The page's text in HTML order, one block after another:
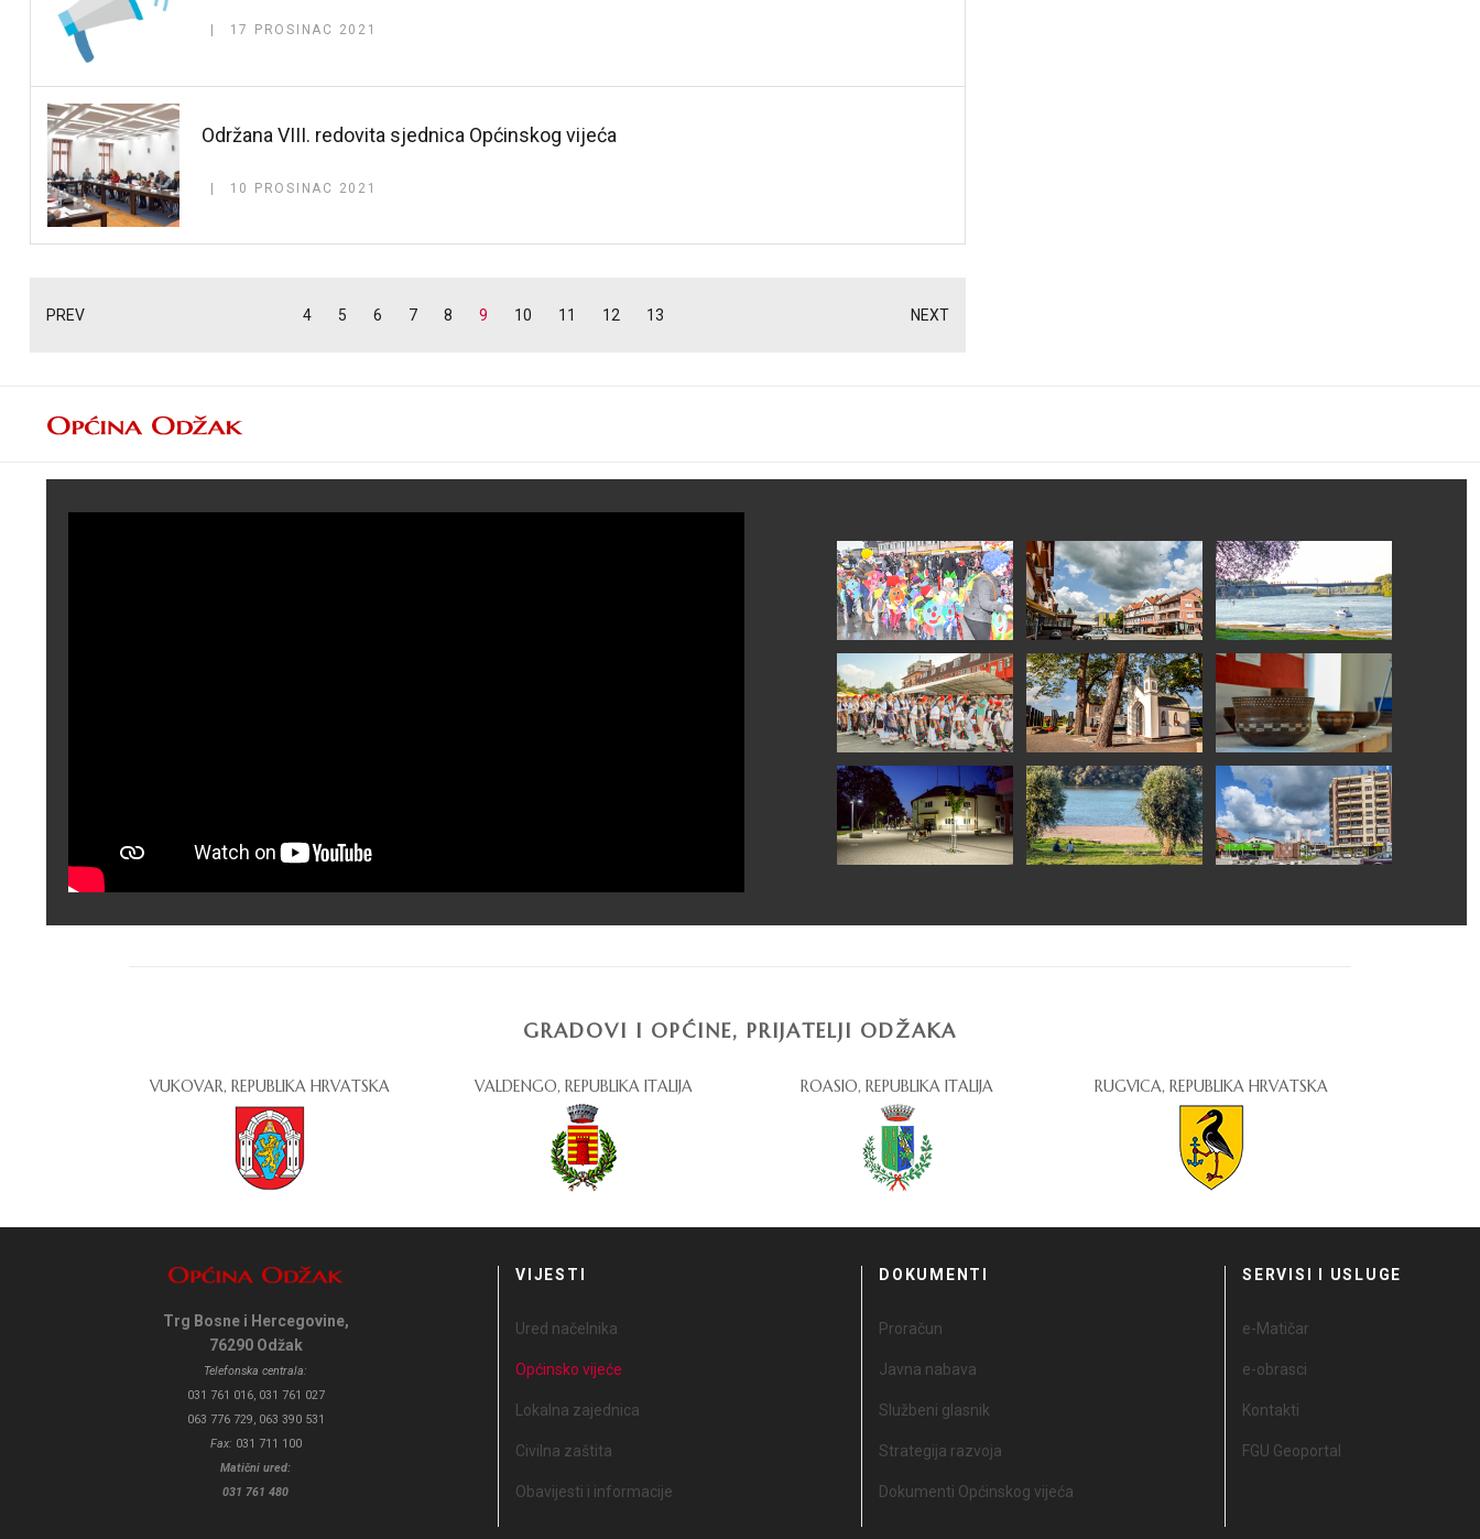
17 PROSINAC 2021
Održana VIII. redovita sjednica Općinskog vijeća
10 PROSINAC 2021
PREV 4 5 6 7 8 9 10 11 12 13 NEXT
GRADOVI I OPĆINE, PRIJATELJI ODŽAKA
VUKOVAR, REPUBLIKA HRVATSKA VALDENGO, REPUBLIKA ITALIJA ROASIO, REPUBLIKA ITALIJA RUGVICA, REPUBLIKA HRVATSKA
Trg Bosne i Hercegovine,
76290 Odžak
Telefonska centrala:
031 761 016, 031 761 027
063 776 729, 063 390 531
Fax: 031 711 100
Matični ured:
031 761 480
VIJESTI
Ured načelnika
Općinsko vijeće
Lokalna zajednica
Civilna zaštita
Obavijesti i informacije
DOKUMENTI
Proračun
Javna nabava
Službeni glasnik
Strategija razvoja
Dokumenti Općinskog vijeća
SERVISI I USLUGE
e-Matičar
e-obrasci
Kontakti
FGU Geoportal